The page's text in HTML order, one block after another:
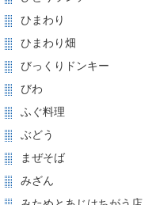
ひまわり
ひまわり畑
びっくりドンキー
びわ
ふぐ料理
ぶどう
まぜそば
みざん